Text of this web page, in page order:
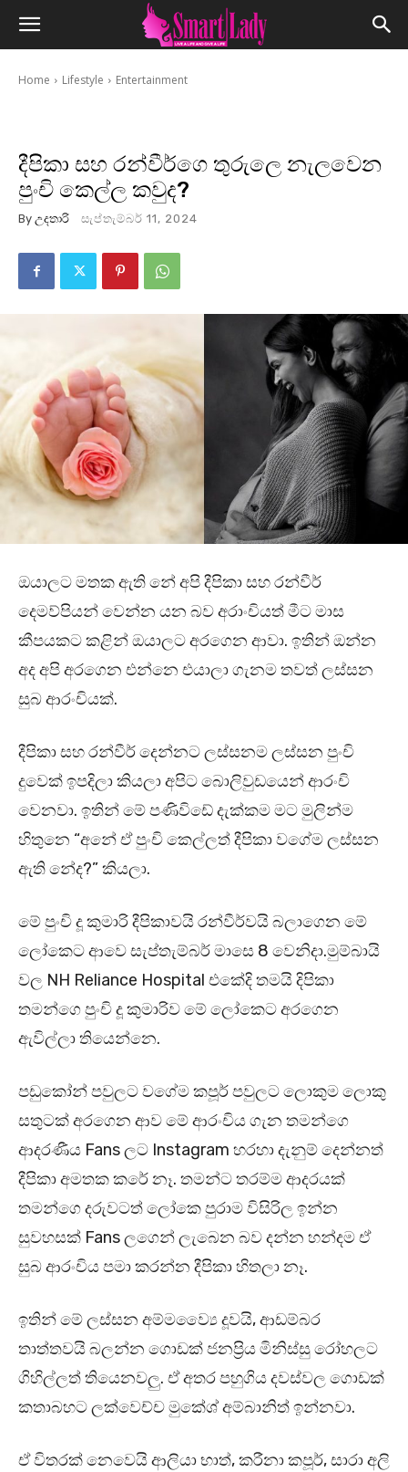
Home Lifestyle Entertainment
දීපිකා සහ රන්වීර්ගෙ තුරුලෙ නැලවෙන
පුංචි කෙල්ල කවුද?
By උදතාරි සැප්තැම්බර් 11, 2024
ඔයාලට මතක ඇති නේ අපි දීපිකා සහ රන්වීර්
දෙමව්පියන් වෙන්න යන බව අරාංචියත් මීට මාස
කීපයකට කළින් ඔයාලට අරගෙන ආවා. ඉතින් ඔන්න
අද අපි අරගෙන එන්නෙ එයාලා ගැනම තවත් ලස්සන
සුබ ආරංචියක්.
දීපිකා සහ රන්වීර් දෙන්නට ලස්සනම ලස්සන පුංචි
දුවෙක් ඉපදිලා කියලා අපිට බොලිවුඩයෙන් ආරංචි
වෙනවා. ඉතින් මේ පණිවිඩේ දැක්කම මට මුලින්ම
හිතුනෙ “අනේ ඒ පුංචි කෙල්ලත් දීපිකා වගේම ලස්සන
ඇති නේද?” කියලා.
මේ පුංචි දූ කුමාරි දීපිකාවයි රන්වීර්වයි බලාගෙන මේ
ලෝකෙට ආවෙ සැප්තැම්බර් මාසෙ 8 වෙනිදා.මුම්බායි
වල NH Reliance Hospital එකේදි තමයි දිපිකා
තමන්ගෙ පුංචි දූ කුමාරිව මේ ලෝකෙට අරගෙන
ඇවිල්ලා තියෙන්නෙ.
පඩුකෝන් පවුලට වගේම කපූර් පවුලට ලොකුම ලොකු
සතුටක් අරගෙන ආව මේ ආරංචිය ගැන තමන්ගෙ
ආදරණීය Fans ලට Instagram හරහා දැනුම් දෙන්නත්
දීපිකා අමතක කරේ නෑ. තමන්ට තරම්ම ආදරයක්
තමන්ගෙ දරුවටත් ලෝකෙ පුරාම විසිරිල ඉන්න
සුවහසක් Fans ලගෙන් ලැබෙන බව දන්න හන්දම ඒ
සුබ ආරංචිය පමා කරන්න දීපිකා හිතලා නෑ.
ඉතින් මේ ලස්සන අම්මව්‍යෛ දූවයි, ආඩම්බර
තාත්තවයි බලන්න ගොඩක් ජනප්‍රිය මිනිස්සු රෝහලට
ගිහිල්ලත් තියෙනවලු. ඒ අතර පහුගිය දවස්වල ගොඩක්
කතාබහට ලක්වෙච්ච මුකේශ් අම්බානිත් ඉන්නවා.
ඒ විතරක් නෙවෙයි ආලියා භාත්, කරීනා කපූර්, සාරා අලි